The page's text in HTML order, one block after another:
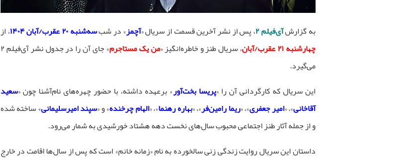
به گزارشآی‌فیلم ۲ ، پس از نشر آخرین قسمت از سریال «آچمز» در شبسه‌شنبه ۲۰ عقرب/آبان ۱۴۰۴
، از
چهارشنبه ۲۱ عقرب/آبان
، سریال طنز و خاطره‌انگیز «من یک مستاجرم
» جای آن را در جدول نشر آی‌فیلم ۲
می‌گیرد.
این سریال که کارگردانی آن را «پریسا بخت‌آور» برعهده داشته، با حضور چهره‌های نام‌آشنا چون «سعید
آقاخانی»، «امیر جعفری»، «ریما رامین‌فر»، «بهاره رهنما»، «الهام چرخنده» و «سپند امیرسلیمانی» ساخته شده
و از جمله آثار طنز اجتماعی محبوب سال‌های نخست دهه هشتاد خورشیدی به شمار می‌رود.
داستان این سریال روایت زندگی زنی سالخورده به نام «زمانه خانم» است که پس از سال‌ها اقامت در خارج